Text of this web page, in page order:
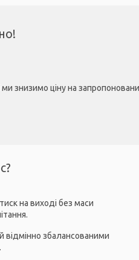
знизимо ціну на
на виході без маси
відмінно збалансованими